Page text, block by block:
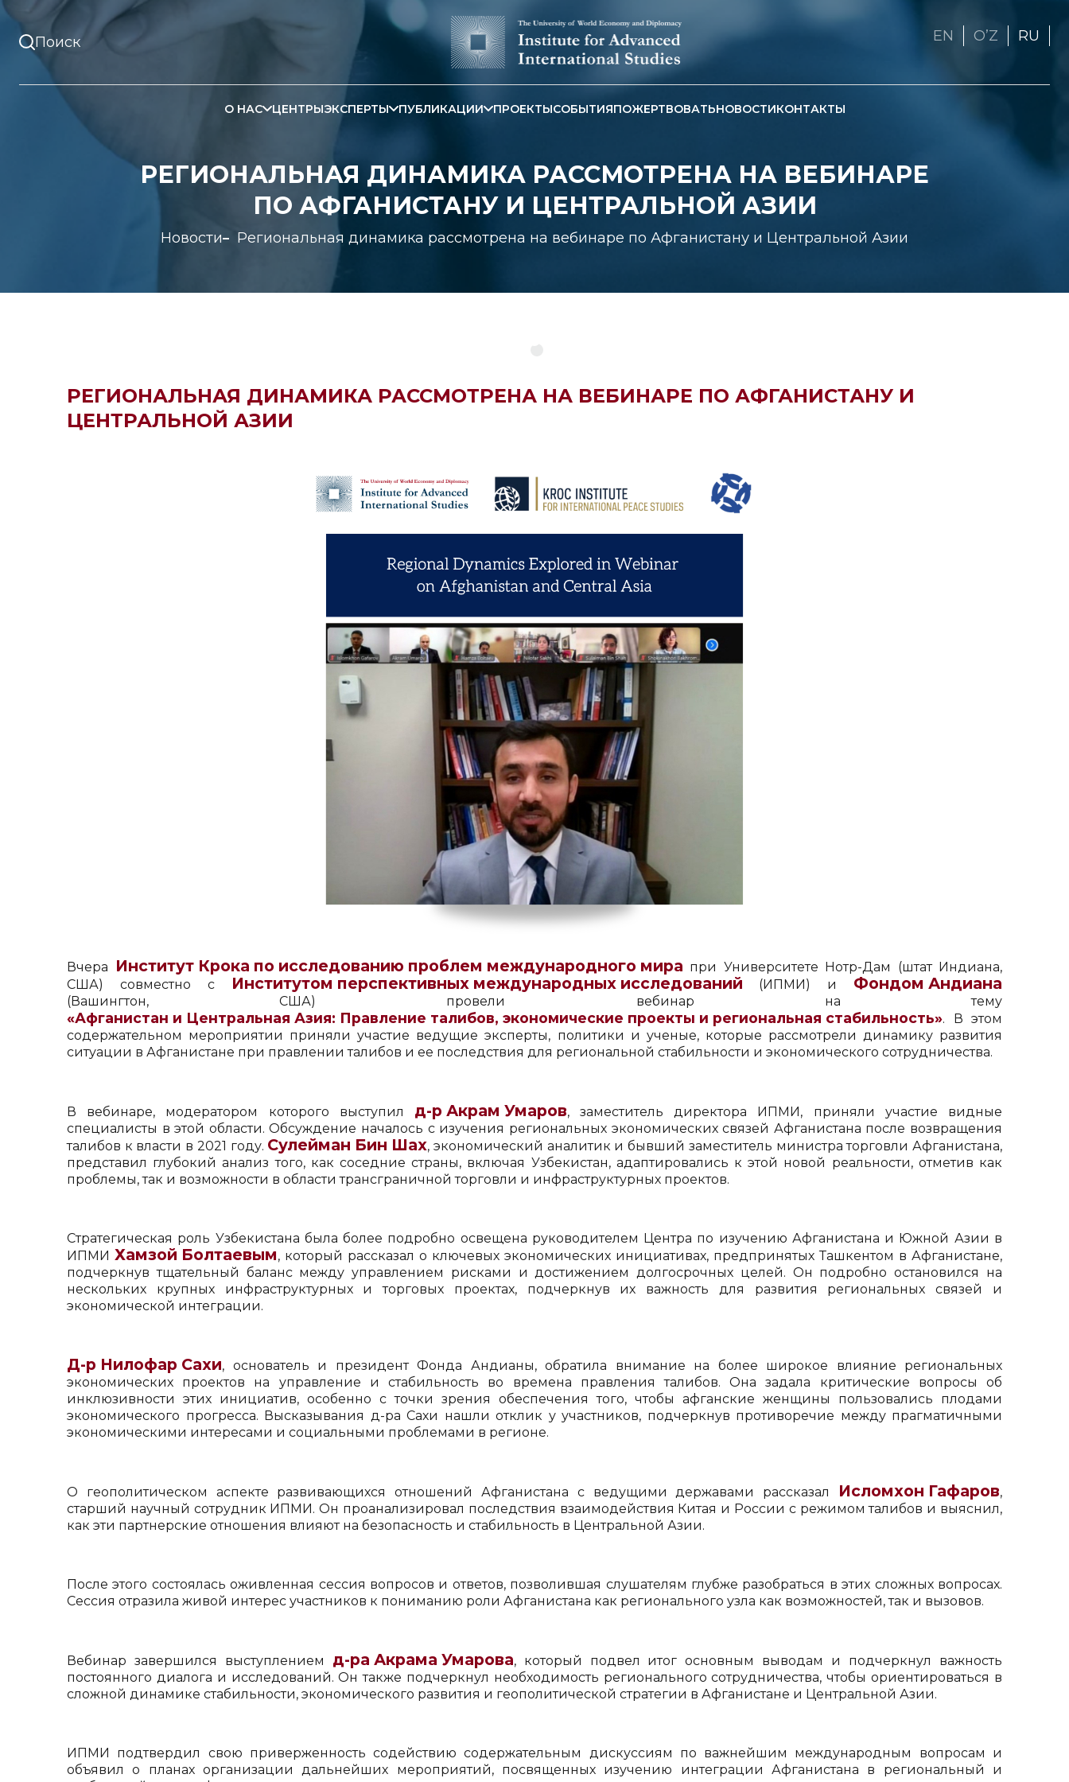
EN OʼZ RU
О НАС ЦЕНТРЫЭКСПЕРТЫ ПУБЛИКАЦИИ ПРОЕКТЫСОБЫТИЯПОЖЕРТВОВАТЬНОВОСТИКОНТАКТЫ
РЕГИОНАЛЬНАЯ ДИНАМИКА РАССМОТРЕНА НА ВЕБИНАРЕ
ПО АФГАНИСТАНУ И ЦЕНТРАЛЬНОЙ АЗИИ
Новости Региональная динамика рассмотрена на вебинаре по Афганистану и Центральной Азии
РЕГИОНАЛЬНАЯ ДИНАМИКА РАССМОТРЕНА НА ВЕБИНАРЕ ПО АФГАНИСТАНУ И
ЦЕНТРАЛЬНОЙ АЗИИ
Вчера Институт Крока по исследованию проблем международного мира при Университете Нотр-Дам (штат Индиана,
США) совместно с
Институтом перспективных международных исследований (ИПМИ) и Фондом Андиана
(Вашингтон, США) провели вебинар на тему
«Афганистан и Центральная Азия: Правление талибов, экономические проекты и региональная стабильность». В этом
содержательном мероприятии приняли участие ведущие эксперты, политики и ученые, которые рассмотрели динамику развития
ситуации в Афганистане при правлении талибов и ее последствия для региональной стабильности и экономического сотрудничества.
В вебинаре, модератором которого выступил д-р Акрам Умаров, заместитель директора ИПМИ, приняли участие видные
специалисты в этой области. Обсуждение началось с изучения региональных экономических связей Афганистана после возвращения
талибов к власти в 2021 году. Сулейман Бин Шах, экономический аналитик и бывший заместитель министра торговли Афганистана,
представил глубокий анализ того, как соседние страны, включая Узбекистан, адаптировались к этой новой реальности, отметив как
проблемы, так и возможности в области трансграничной торговли и инфраструктурных проектов.
Стратегическая роль Узбекистана была более подробно освещена руководителем Центра по изучению Афганистана и Южной Азии в
ИПМИ Хамзой Болтаевым, который рассказал о ключевых экономических инициативах, предпринятых Ташкентом в Афганистане,
подчеркнув тщательный баланс между управлением рисками и достижением долгосрочных целей. Он подробно остановился на
нескольких крупных инфраструктурных и торговых проектах, подчеркнув их важность для развития региональных связей и
экономической интеграции.
Д-р Нилофар Сахи, основатель и президент Фонда Андианы, обратила внимание на более широкое влияние региональных
экономических проектов на управление и стабильность во времена правления талибов. Она задала критические вопросы об
инклюзивности этих инициатив, особенно с точки зрения обеспечения того, чтобы афганские женщины пользовались плодами
экономического прогресса. Высказывания д-ра Сахи нашли отклик у участников, подчеркнув противоречие между прагматичными
экономическими интересами и социальными проблемами в регионе.
О геополитическом аспекте развивающихся отношений Афганистана с ведущими державами рассказал Исломхон Гафаров,
старший научный сотрудник ИПМИ. Он проанализировал последствия взаимодействия Китая и России с режимом талибов и выяснил,
как эти партнерские отношения влияют на безопасность и стабильность в Центральной Азии.
После этого состоялась оживленная сессия вопросов и ответов, позволившая слушателям глубже разобраться в этих сложных вопросах.
Сессия отразила живой интерес участников к пониманию роли Афганистана как регионального узла как возможностей, так и вызовов.
Вебинар завершился выступлением д-ра Акрама Умарова, который подвел итог основным выводам и подчеркнул важность
постоянного диалога и исследований. Он также подчеркнул необходимость регионального сотрудничества, чтобы ориентироваться в
сложной динамике стабильности, экономического развития и геополитической стратегии в Афганистане и Центральной Азии.
ИПМИ подтвердил свою приверженность содействию содержательным дискуссиям по важнейшим международным вопросам и
объявил о планах организации дальнейших мероприятий, посвященных изучению интеграции Афганистана в региональный и